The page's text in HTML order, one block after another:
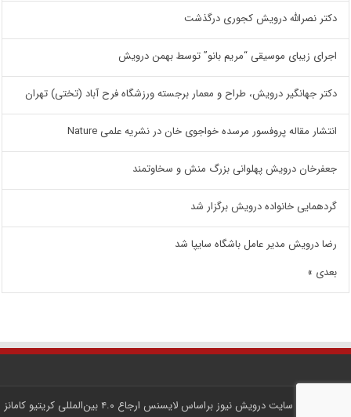
دکتر نصرالله درویش کجوری درگذشت
اجرای زیبای موسیقی “مریم بانو” توسط بهمن درویش
دکتر جهانگیر درویش، طراح و معمار برجسته ورزشگاه فرح آباد (تختی) تهران
انتشار مقاله پروفسور مرسده خواجوی خان در نشریه علمی Nature
جعفرخان درویش پهلوانی بزرگ منش و سخاوتمند
گردهمایی خانواده درویش برگزار شد
رضا درویش مدیر عامل باشگاه سایپا شد
بعدی »
کلیه محتوای سایتدرویش نیوز براساس لایسنس ارجاع ۴.۰ بین‌المللی کریتیو کامانز